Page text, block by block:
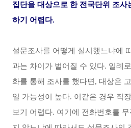
집단을 대상으로 한 전국단위 조사
하기 어렵다.
설문조사를 어떻게 실시했느냐에
과는 차이가 벌어질 수 있다. 일례
화를 통해 조사를 했다면, 대상은
일 가능성이 높다. 이같은 경우 직
보기 어렵다. 여기에 전화번호를